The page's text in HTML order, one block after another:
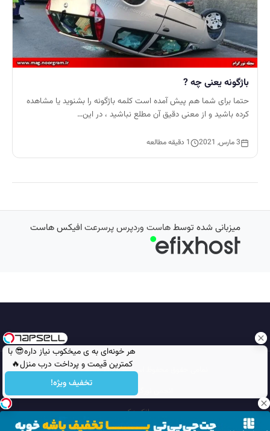
هر خونه‌ای به ی میخکوب نیاز داره😎 با
کمترین قیمت و پرداخت درب منزل🔥
تخفیف ویژه!
باژگونه یعنی چه ?
حتما برای شما هم پیش آمده است کلمه باژگونه را بشنوید یا مشاهده
کرده باشید و از معنی دقیق آن مطلع نباشید ، در این…
3 مارس, 2021 1 دقیقه مطالعه
میزبانی شده توسطهاست وردپرس پرسرعتافیکس هاست
تمامی حقوق محفوظ است © 2026
مجله نورگرام
انجمن نورگرام
بانک عکس
سایت هم معنی